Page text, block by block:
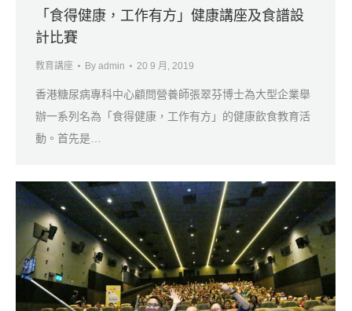
「食得健康，工作有方」健康講座及食譜設
計比賽
教育講座 By admin 20 9 月, 2019
香港糖尿病專科中心顧問營養師張翠芬博士為大型企業舉
辦一系列名為「食得健康，工作有方」的健康飲食教育活
動。首先是…